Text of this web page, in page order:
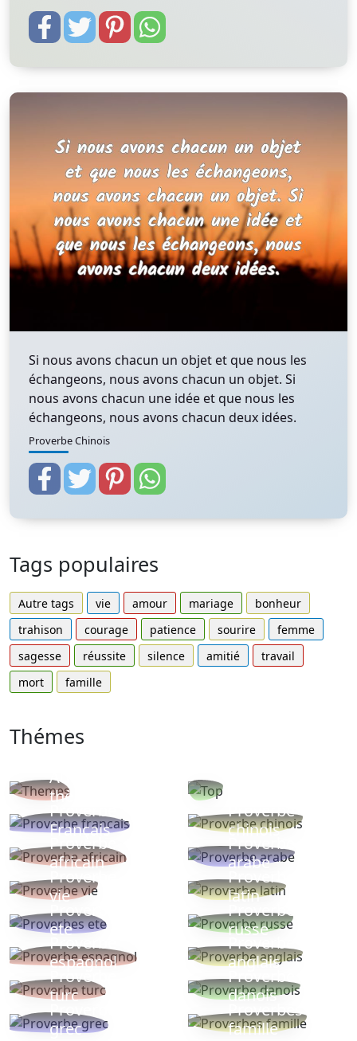
Si nous avons chacun un objet et que nous les
échangeons, nous avons chacun un objet. Si
nous avons chacun une idée et que nous les
échangeons, nous avons chacun deux idées.
Proverbe Chinois
Tags populaires
Autre tags vie amour mariage
bonheur
trahison
courage patience sourire
femme
sagesse
réussite silence amitié
travail
mort
famille
Thémes
Autres
thèmes
Proverbe
Français
Proverbe
chinois
Proverbe
africain
Proverbe
arabe
Proverbe
vie
Proverbe
latin
Proverbes
ete
Proverbe
russe
Proverbe
espagnol
Proverbe
anglais
Proverbe
turc
Proverbe
danois
Proverbe
grec
Proverbes
famille